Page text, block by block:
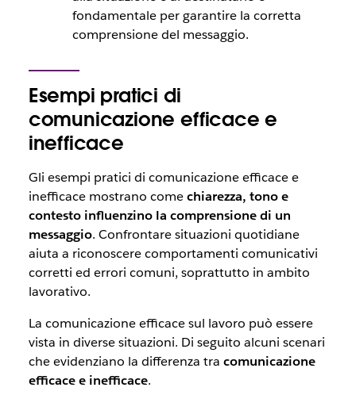
fondamentale per garantire la corretta
comprensione del messaggio.
Esempi pratici di
comunicazione efficace e
inefficace
Gli esempi pratici di comunicazione efficace e
inefficace mostrano comechiarezza, tono e
contesto influenzino la comprensione di un
messaggio. Confrontare situazioni quotidiane
aiuta a riconoscere comportamenti comunicativi
corretti ed errori comuni, soprattutto in ambito
lavorativo.
La comunicazione efficace sul lavoro può essere
vista in diverse situazioni. Di seguito alcuni scenari
che evidenziano la differenza tra comunicazione
efficace e inefficace.